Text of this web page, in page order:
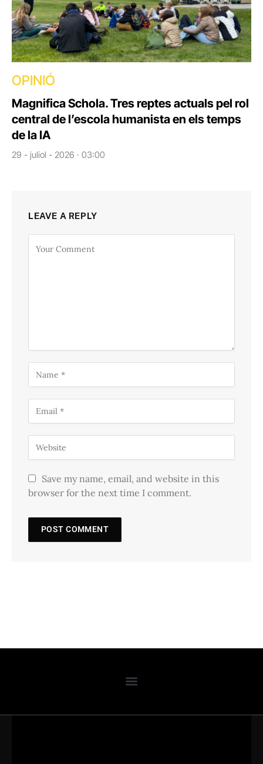
OPINIÓ
Magnifica Schola. Tres reptes actuals pel rol
central de l’escola humanista en els temps
de la IA
29 - juliol - 2026 · 03:00
LEAVE A REPLY
Save my name, email, and website in this
browser for the next time I comment.